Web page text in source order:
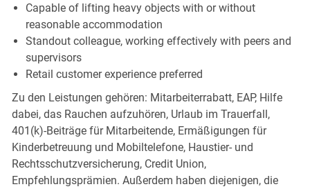
Capable of lifting heavy objects with or without
reasonable accommodation
Standout colleague, working effectively with peers and
supervisors
Retail customer experience preferred
Zu den Leistungen gehören: Mitarbeiterrabatt, EAP, Hilfe
dabei, das Rauchen aufzuhören, Urlaub im Trauerfall,
401(k)-Beiträge für Mitarbeitende, Ermäßigungen für
Kinderbetreuung und Mobiltelefone, Haustier- und
Rechtsschutzversicherung, Credit Union,
Empfehlungsprämien. Außerdem haben diejenigen, die